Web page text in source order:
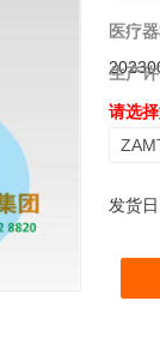
医疗
生产
请选
发货